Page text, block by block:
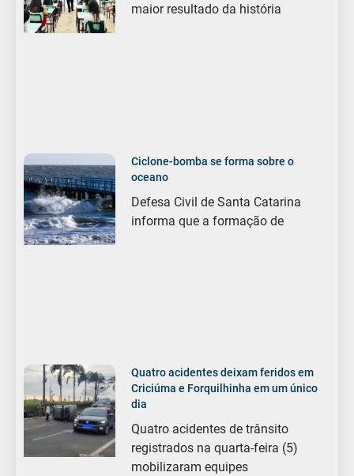
maior resultado da história
Ciclone-bomba se forma sobre o
oceano
Defesa Civil de Santa Catarina
informa que a formação de
Quatro acidentes deixam feridos em
Criciúma e Forquilhinha em um único
dia
Quatro acidentes de trânsito
registrados na quarta-feira (5)
mobilizaram equipes